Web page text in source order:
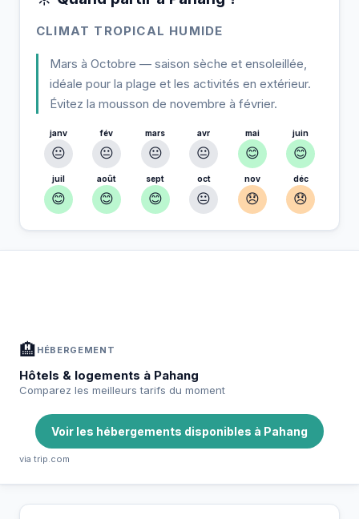
CLIMAT TROPICAL HUMIDE
Mars à Octobre — saison sèche et ensoleillée,
idéale pour la plage et les activités en extérieur.
Évitez la mousson de novembre à février.
janv
😐
fév
😐
mars
😐
avr
😐
mai
😊
juin
😊
juil
😊
août
😊
sept
😊
oct
😐
nov
😞
déc
😞
🏨 HÉBERGEMENT
Hôtels & logements à Pahang
Comparez les meilleurs tarifs du moment
Voir les hébergements disponibles à Pahang
via trip.com